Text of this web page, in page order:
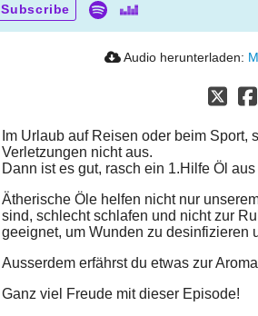
Subscribe
Audio herunterladen:
Im Urlaub auf Reisen oder beim Sport,
Verletzungen nicht aus.
Dann ist es gut, rasch ein 1.Hilfe Öl
Ätherische Öle helfen nicht nur
sind, schlecht schlafen und nicht zur
geeignet, um Wunden zu desinfizieren
Ausserdem erfährst du etwas zur
Ganz viel Freude mit dieser Episode!